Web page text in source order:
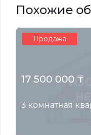
Похожие
Продажа
17 500 000 ₸
3 комнатная